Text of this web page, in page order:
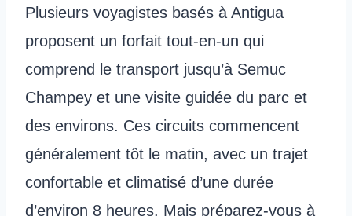
Plusieurs voyagistes basés à Antigua
proposent un forfait tout-en-un qui
comprend le transport jusqu’à Semuc
Champey et une visite guidée du parc et
des environs. Ces circuits commencent
généralement tôt le matin, avec un trajet
confortable et climatisé d’une durée
d’environ 8 heures. Mais préparez-vous à